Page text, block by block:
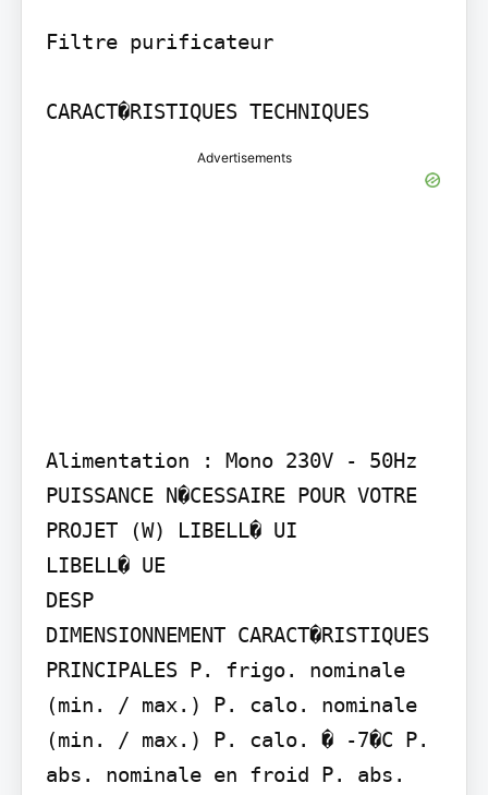
Filtre purificateur
CARACT�RISTIQUES TECHNIQUES
Advertisements
Alimentation : Mono 230V - 50Hz
PUISSANCE N�CESSAIRE POUR VOTRE
PROJET (W) LIBELL� UI
LIBELL� UE
DESP
DIMENSIONNEMENT CARACT�RISTIQUES
PRINCIPALES P. frigo. nominale
(min. / max.) P. calo. nominale
(min. / max.) P. calo. � -7�C P.
abs. nominale en froid P. abs.